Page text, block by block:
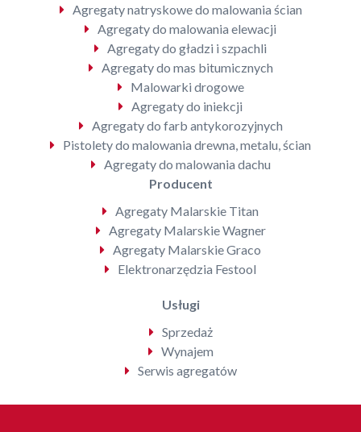
Agregaty natryskowe do malowania ścian
Agregaty do malowania elewacji
Agregaty do gładzi i szpachli
Agregaty do mas bitumicznych
Malowarki drogowe
Agregaty do iniekcji
Agregaty do farb antykorozyjnych
Pistolety do malowania drewna, metalu, ścian
Agregaty do malowania dachu
Producent
Agregaty Malarskie Titan
Agregaty Malarskie Wagner
Agregaty Malarskie Graco
Elektronarzędzia Festool
Usługi
Sprzedaż
Wynajem
Serwis agregatów